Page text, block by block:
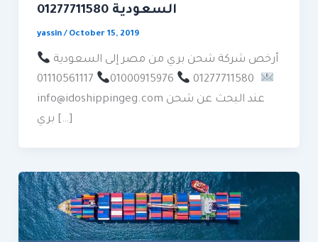
السعودية 01277711580
yassin/ October 15, 2019
أرخص شركة شحن بري من مصر إلى السعودية
01277711580
info@idoshippingeg.com عند البحث عن شحن
بري […]